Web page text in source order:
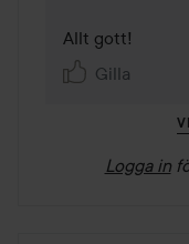
Allt gott!
Gilla
Logga in